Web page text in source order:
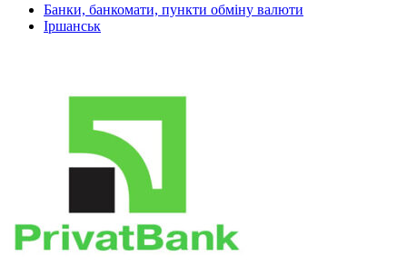
Банки, банкомати, пункти обміну валюти
Іршанськ